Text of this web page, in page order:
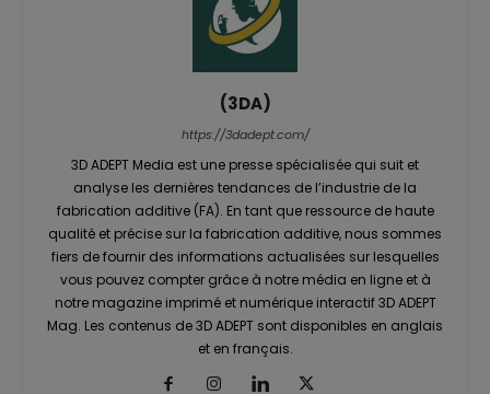
(3DA)
https://3dadept.com/
3D ADEPT Media est une presse spécialisée qui suit et
analyse les dernières tendances de l’industrie de la
fabrication additive (FA). En tant que ressource de haute
qualité et précise sur la fabrication additive, nous sommes
fiers de fournir des informations actualisées sur lesquelles
vous pouvez compter grâce à notre média en ligne et à
notre magazine imprimé et numérique interactif 3D ADEPT
Mag. Les contenus de 3D ADEPT sont disponibles en anglais
et en français.